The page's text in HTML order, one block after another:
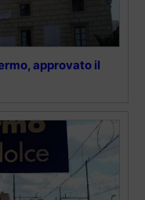
approvato il